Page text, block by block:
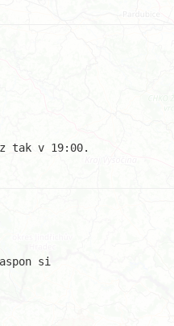
tak v 19:00.
si